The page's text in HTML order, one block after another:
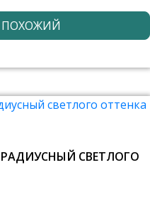
ПОХОЖИЙ
СВЕТЛОГО